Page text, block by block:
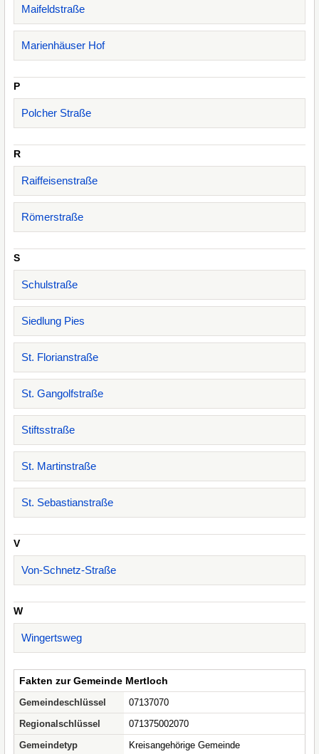
Maifeldstraße
Marienhäuser Hof
P
Polcher Straße
R
Raiffeisenstraße
Römerstraße
S
Schulstraße
Siedlung Pies
St. Florianstraße
St. Gangolfstraße
Stiftsstraße
St. Martinstraße
St. Sebastianstraße
V
Von-Schnetz-Straße
W
Wingertsweg
Fakten zur Gemeinde Mertloch
Gemeindeschlüssel
07137070
Regionalschlüssel
071375002070
Gemeindetyp
Kreisangehörige Gemeinde